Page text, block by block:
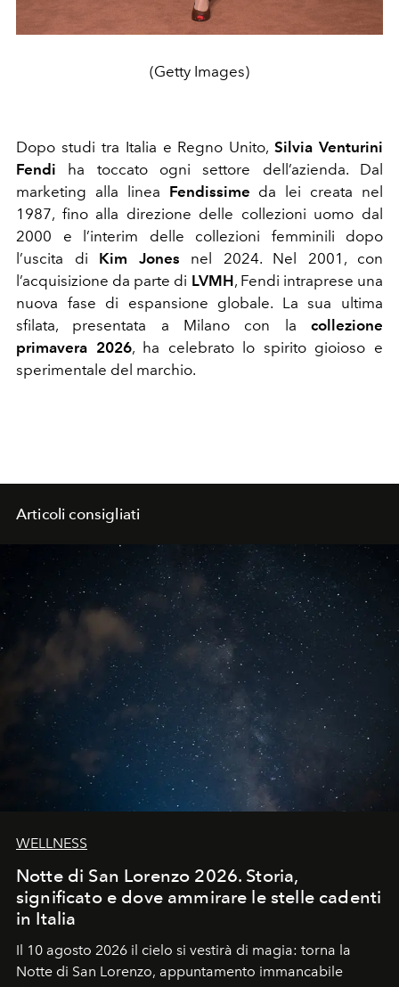
(Getty Images)
Dopo studi tra Italia e Regno Unito,Silvia Venturini
Fendi ha toccato ogni settore dell’azienda. Dal
marketing alla linea Fendissime da lei creata nel
1987, fino alla direzione delle collezioni uomo dal
2000 e l’interim delle collezioni femminili dopo
l’uscita di Kim Jones nel 2024. Nel 2001, con
l’acquisizione da parte di LVMH, Fendi intraprese una
nuova fase di espansione globale. La sua ultima
sfilata, presentata a Milano con la collezione
primavera 2026, ha celebrato lo spirito gioioso e
sperimentale del marchio.
Articoli consigliati
WELLNESS
Notte di San Lorenzo 2026. Storia,
significato e dove ammirare le stelle cadenti
in Italia
Il 10 agosto 2026 il cielo si vestirà di magia: torna la
Notte di San Lorenzo, appuntamento immancabile